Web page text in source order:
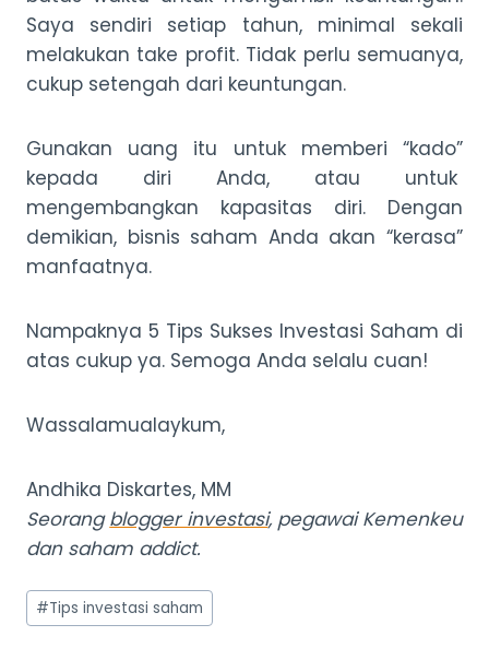
Saya sendiri setiap tahun, minimal sekali
melakukan take profit. Tidak perlu semuanya,
cukup setengah dari keuntungan.
Gunakan uang itu untuk memberi “kado”
kepada diri Anda, atau untuk
mengembangkan kapasitas diri. Dengan
demikian, bisnis saham Anda akan “kerasa”
manfaatnya.
Nampaknya 5 Tips Sukses Investasi Saham di
atas cukup ya. Semoga Anda selalu cuan!
Wassalamualaykum,
Andhika Diskartes, MM
Seorangblogger investasi, pegawai Kemenkeu
dan saham addict.
Post
Tags:
#Tips investasi saham